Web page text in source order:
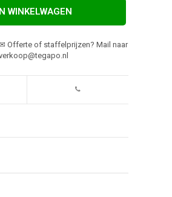
WINKELWAGEN
Offerte of staffelprijzen? Mail naar